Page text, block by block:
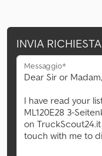
INVIA RICHIESTA
Messaggio*